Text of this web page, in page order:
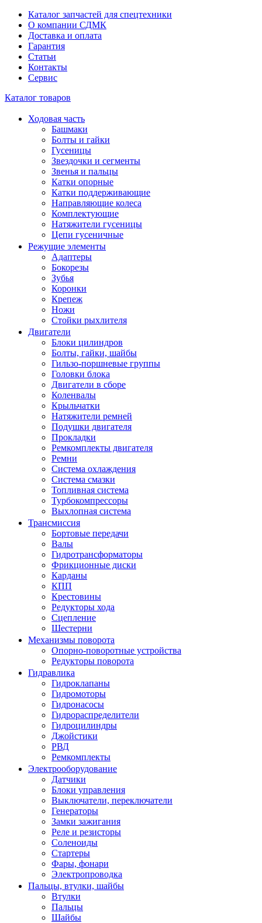
Каталог запчастей для спецтехники
О компании СДМК
Доставка и оплата
Гарантия
Статьи
Контакты
Сервис
Каталог товаров
Ходовая часть
Башмаки
Болты и гайки
Гусеницы
Звездочки и сегменты
Звенья и пальцы
Катки опорные
Катки поддерживающие
Направляющие колеса
Комплектующие
Натяжители гусеницы
Цепи гусеничные
Режущие элементы
Адаптеры
Бокорезы
Зубья
Коронки
Крепеж
Ножи
Стойки рыхлителя
Двигатели
Блоки цилиндров
Болты, гайки, шайбы
Гильзо-поршневые группы
Головки блока
Двигатели в сборе
Коленвалы
Крыльчатки
Натяжители ремней
Подушки двигателя
Прокладки
Ремкомплекты двигателя
Ремни
Система охлаждения
Система смазки
Топливная система
Турбокомпрессоры
Выхлопная система
Трансмиссия
Бортовые передачи
Валы
Гидротрансформаторы
Фрикционные диски
Карданы
КПП
Крестовины
Редукторы хода
Сцепление
Шестерни
Механизмы поворота
Опорно-поворотные устройства
Редукторы поворота
Гидравлика
Гидроклапаны
Гидромоторы
Гидронасосы
Гидрораспределители
Гидроцилиндры
Джойстики
РВД
Ремкомплекты
Электрооборудование
Датчики
Блоки управления
Выключатели, переключатели
Генераторы
Замки зажигания
Реле и резисторы
Соленоиды
Стартеры
Фары, фонари
Электропроводка
Пальцы, втулки, шайбы
Втулки
Пальцы
Шайбы